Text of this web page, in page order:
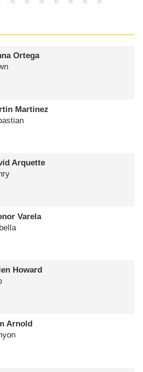
Ortega
Martinez
Arquette
Varela
Howard
Arnold